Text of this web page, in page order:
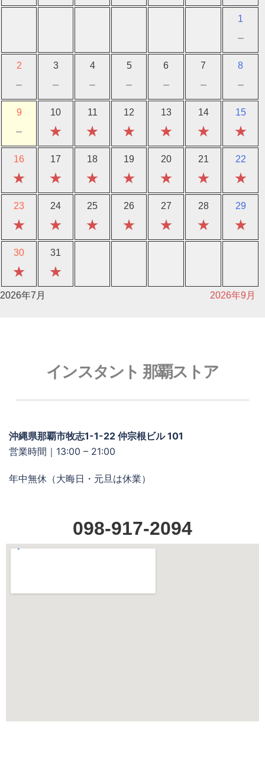
1
－
2
－
3
－
4
－
5
－
6
－
7
－
8
－
9
－
10
★
11
★
12
★
13
★
14
★
15
★
16
★
17
★
18
★
19
★
20
★
21
★
22
★
23
★
24
★
25
★
26
★
27
★
28
★
29
★
30
★
31
★
2026年7月 2026年9月
インスタント 那覇ストア
沖縄県那覇市牧志1-1-22 仲宗根ビル 101
営業時間｜13:00 – 21:00
年中無休（大晦日・元旦は休業）
098-917-2094